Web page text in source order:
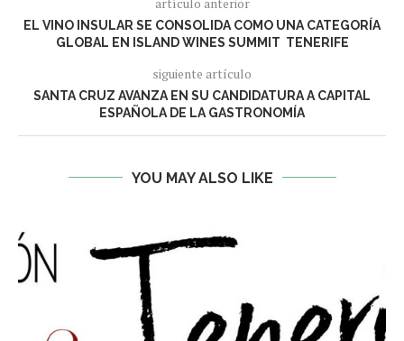
EL VINO INSULAR SE CONSOLIDA COMO UNA CATEGORÍA
GLOBAL EN ISLAND WINES SUMMIT TENERIFE
siguiente artículo
SANTA CRUZ AVANZA EN SU CANDIDATURA A CAPITAL
ESPAÑOLA DE LA GASTRONOMÍA
YOU MAY ALSO LIKE